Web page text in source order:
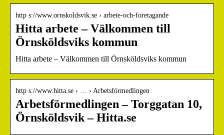
http s://www.ornskoldsvik.se › arbete-och-foretagande
Hitta arbete – Välkommen till
Örnsköldsviks kommun
Hitta arbete – Välkommen till Örnsköldsviks kommun
http s://www.hitta.se › … › Arbetsförmedlingen
Arbetsförmedlingen – Torggatan 10,
Örnsköldsvik – Hitta.se